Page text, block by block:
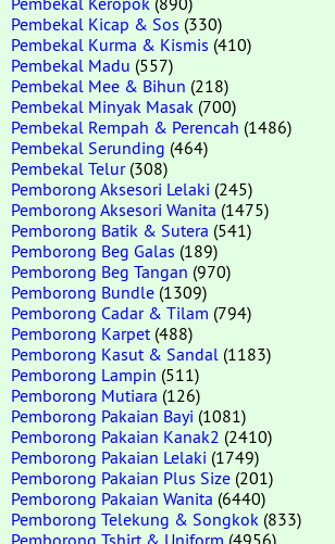
Pembekal Kicap & Sos (330)
Pembekal Kurma & Kismis (410)
Pembekal Madu (557)
Pembekal Mee & Bihun (218)
Pembekal Minyak Masak (700)
Pembekal Rempah & Perencah (1486)
Pembekal Serunding (464)
Pembekal Telur(308)
Pemborong Aksesori Lelaki (245)
Pemborong Aksesori Wanita (1475)
Pemborong Batik & Sutera (541)
Pemborong Beg Galas (189)
Pemborong Beg Tangan (970)
Pemborong Bundle (1309)
Pemborong Cadar & Tilam (794)
Pemborong Karpet (488)
Pemborong Kasut & Sandal (1183)
Pemborong Lampin (511)
Pemborong Mutiara (126)
Pemborong Pakaian Bayi (1081)
Pemborong Pakaian Kanak2 (2410)
Pemborong Pakaian Lelaki (1749)
Pemborong Pakaian Plus Size (201)
Pemborong Pakaian Wanita (6440)
Pemborong Telekung & Songkok (833)
Pemborong Tshirt & Uniform (4956)